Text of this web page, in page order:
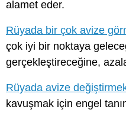
alamet eder.
Rüyada bir çok avize
çok iyi bir noktaya
gerçekleştireceğine,
Rüyada avize
kavuşmak için engel